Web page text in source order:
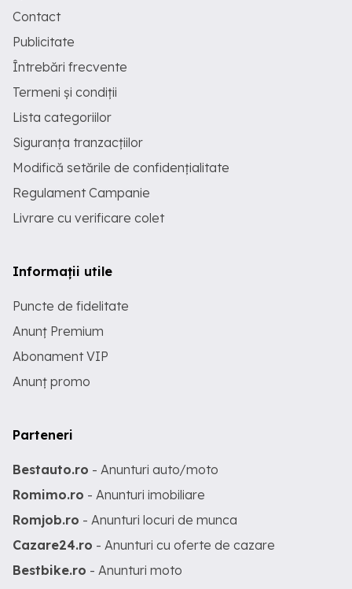
Contact
Publicitate
Întrebări frecvente
Termeni și condiții
Lista categoriilor
Siguranța tranzacțiilor
Modifică setările de confidențialitate
Regulament Campanie
Livrare cu verificare colet
Informații utile
Puncte de fidelitate
Anunț Premium
Abonament VIP
Anunț promo
Parteneri
Bestauto.ro - Anunturi auto/moto
Romimo.ro - Anunturi imobiliare
Romjob.ro - Anunturi locuri de munca
Cazare24.ro - Anunturi cu oferte de cazare
Bestbike.ro - Anunturi moto